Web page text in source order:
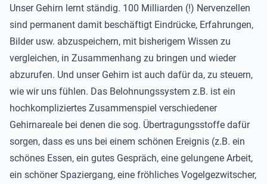
Unser Gehirn lernt ständig. 100 Milliarden (!) Nervenzellen
sind permanent damit beschäftigt Eindrücke, Erfahrungen,
Bilder usw. abzuspeichern, mit bisherigem Wissen zu
vergleichen, in Zusammenhang zu bringen und wieder
abzurufen. Und unser Gehirn ist auch dafür da, zu steuern,
wie wir uns fühlen. Das Belohnungssystem z.B. ist ein
hochkompliziertes Zusammenspiel verschiedener
Gehirnareale bei denen die sog. Übertragungsstoffe dafür
sorgen, dass es uns bei einem schönen Ereignis (z.B. ein
schönes Essen, ein gutes Gespräch, eine gelungene Arbeit,
ein schöner Spaziergang, eine fröhliches Vogelgezwitscher,